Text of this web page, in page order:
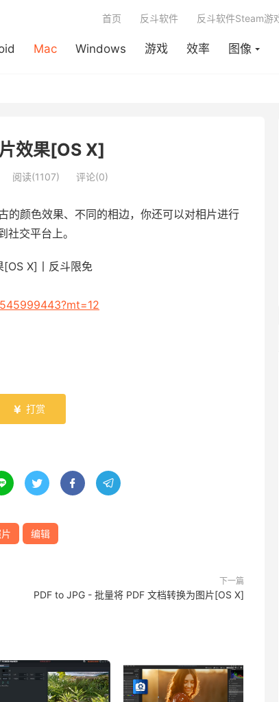
Mac Windows 游戏 效率 图像
首页 反斗软件 反斗软件Steam游
效果[OS X]
阅读(1107) 评论(0)
的颜色效果、不同的相边，你还可以对相片进行
交平台上。
 打赏
  
编辑
下一篇
PDF to JPG - 批量将 PDF 文档转换为图片[OS X]